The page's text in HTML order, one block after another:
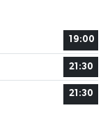
19:00
21:30
21:30